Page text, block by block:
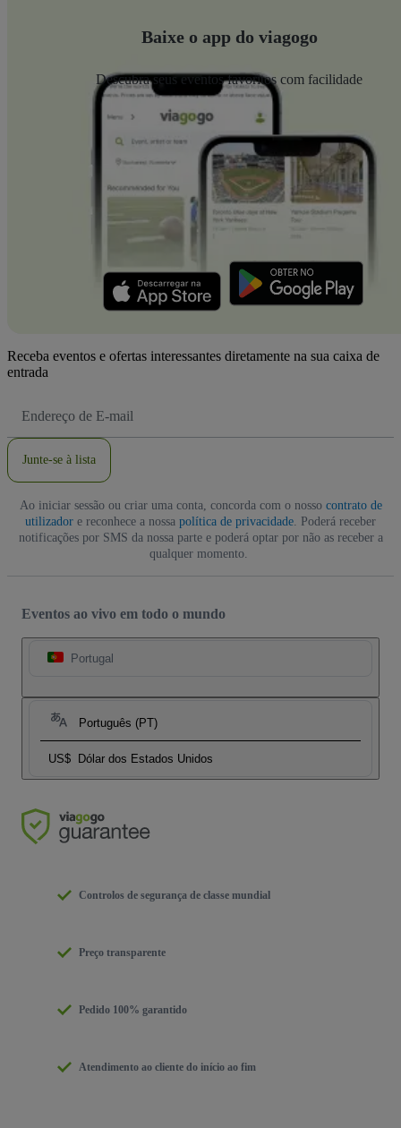
Baixe o app do viagogo
Descubra seus eventos favoritos com facilidade
Receba eventos e ofertas interessantes diretamente na sua caixa de
entrada
de
Junte-se à lista
Ao iniciar sessão ou criar uma conta, concorda com o nosso contrato de
utilizador e reconhece a nossa política de privacidade. Poderá receber
notificações por SMS da nossa parte e poderá optar por não as receber a
qualquer momento.
Eventos ao vivo em todo o mundo
Portugal
Português (PT)
US$ Dólar dos Estados Unidos
Controlos de segurança de classe mundial
Preço transparente
Pedido 100% garantido
Atendimento ao cliente do início ao fim